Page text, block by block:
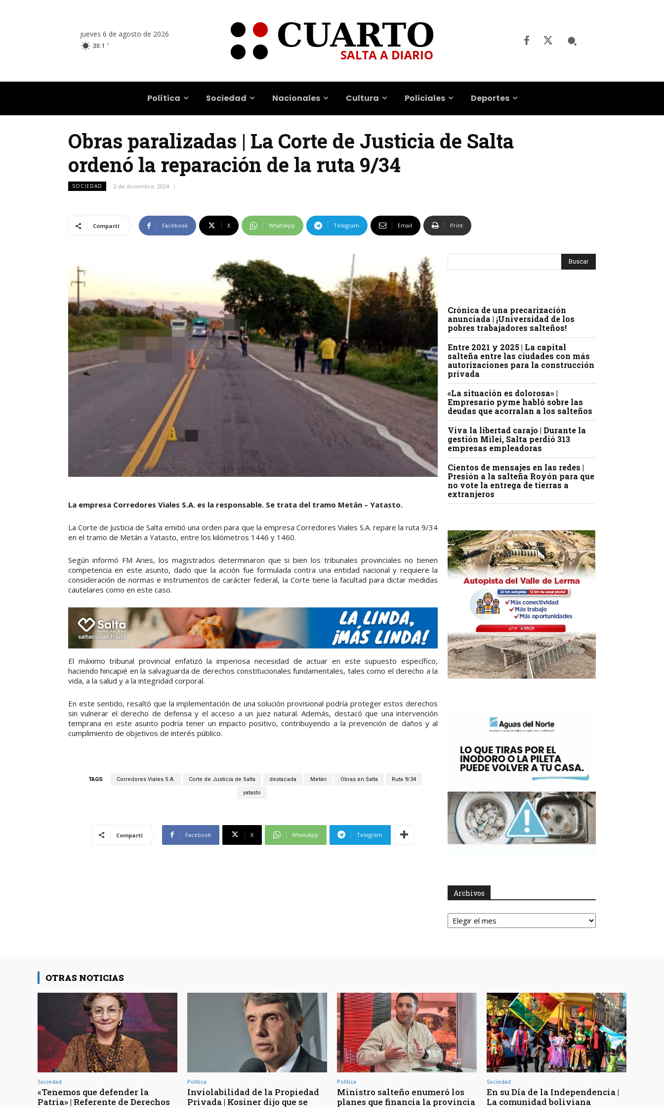
jueves 6 de agosto de 2026
30.1 C
Política Sociedad Nacionales Cultura Policiales Deportes
Obras paralizadas | La Corte de Justicia de Salta
ordenó la reparación de la ruta 9/34
SOCIEDAD 2 de diciembre, 2024
Compartí Facebook X WhatsApp Telegram Email Print
La empresa Corredores Viales S.A. es la responsable. Se trata del tramo Metán – Yatasto.
La Corte de Justicia de Salta emitió una orden para que la empresa Corredores Viales S.A. repare la ruta 9/34
en el tramo de Metán a Yatasto, entre los kilómetros 1446 y 1460.
Según informó FM Aries, los magistrados determinaron que si bien los tribunales provinciales no tienen
competencia en este asunto, dado que la acción fue formulada contra una entidad nacional y requiere la
consideración de normas e instrumentos de carácter federal, la Corte tiene la facultad para dictar medidas
cautelares como en este caso.
El máximo tribunal provincial enfatizó la imperiosa necesidad de actuar en este supuesto específico,
haciendo hincapié en la salvaguarda de derechos constitucionales fundamentales, tales como el derecho a la
vida, a la salud y a la integridad corporal.
En este sentido, resaltó que la implementación de una solución provisional podría proteger estos derechos
sin vulnerar el derecho de defensa y el acceso a un juez natural. Además, destacó que una intervención
temprana en este asunto podría tener un impacto positivo, contribuyendo a la prevención de daños y al
cumplimiento de objetivos de interés público.
TAGS Corredores Viales S.A. Corte de Justicia de Salta destacada Metán Obras en Salta Ruta 9/34
yatasto
Compartí Facebook X WhatsApp Telegram
Crónica de una precarización
anunciada | ¡Universidad de los
pobres trabajadores salteños!
Entre 2021 y 2025 | La capital
salteña entre las ciudades con más
autorizaciones para la construcción
privada
«La situación es dolorosa» |
Empresario pyme habló sobre las
deudas que acorralan a los salteños
Viva la libertad carajo | Durante la
gestión Milei, Salta perdió 313
empresas empleadoras
Cientos de mensajes en las redes |
Presión a la salteña Royón para que
no vote la entrega de tierras a
extranjeros
Archivos
Archivos
OTRAS NOTICIAS
Sociedad
«Tenemos que defender la
Patria» | Referente de Derechos
Política
Inviolabilidad de la Propiedad
Privada | Kosiner dijo que se
Política
Ministro salteño enumeró los
planes que financia la provincia
Sociedad
En su Día de la Independencia |
La comunidad boliviana